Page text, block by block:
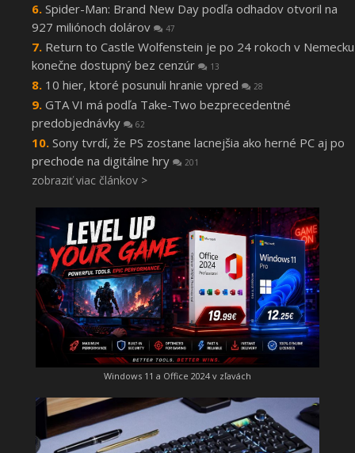
Spider-Man: Brand New Day podľa odhadov otvoril na
927 miliónoch dolárov
47
Return to Castle Wolfenstein je po 24 rokoch v Nemecku
konečne dostupný bez cenzúr
13
10 hier, ktoré posunuli hranie vpred 28
GTA VI má podľa Take-Two bezprecedentné
predobjednávky
62
Sony tvrdí, že PS zostane lacnejšia ako herné PC aj po
prechode na digitálne hry
201
zobraziť viac článkov >
Windows 11 a Office 2024 v zľavách